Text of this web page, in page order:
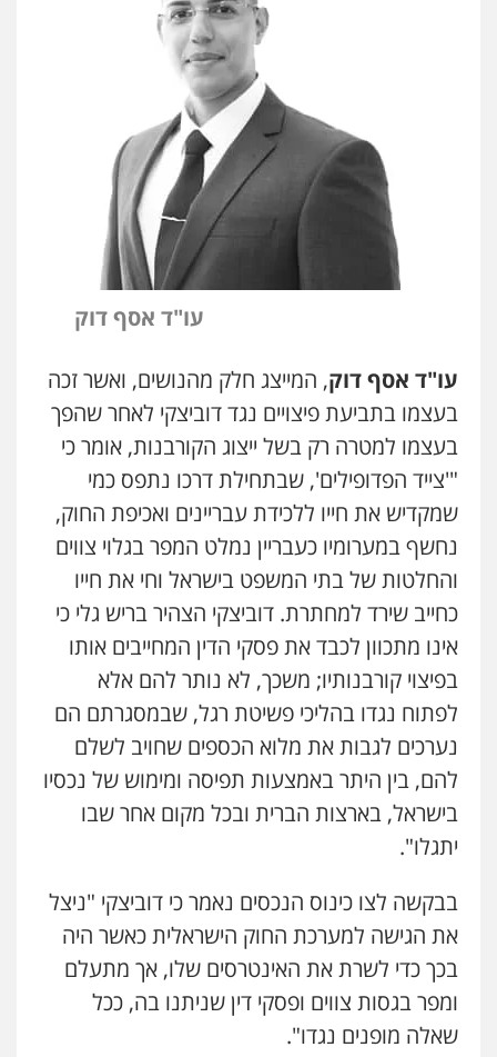
עו"ד אסף דוק
עו"ד אסף דוק, המייצג חלק מהנושים, ואשר זכה
בעצמו בתביעת פיצויים נגד דוביצקי לאחר שהפך
בעצמו למטרה רק בשל ייצוג הקורבנות, אומר כי
"'צייד הפדופילים', שבתחילת דרכו נתפס כמי
שמקדיש את חייו ללכידת עבריינים ואכיפת החוק,
נחשף במערומיו כעבריין נמלט המפר בגלוי צווים
והחלטות של בתי המשפט בישראל וחי את חייו
כחייב שירד למחתרת. דוביצקי הצהיר בריש גלי כי
אינו מתכוון לכבד את פסקי הדין המחייבים אותו
בפיצוי קורבנותיו; משכך, לא נותר להם אלא
לפתוח נגדו בהליכי פשיטת רגל, שבמסגרתם הם
נערכים לגבות את מלוא הכספים שחויב לשלם
להם, בין היתר באמצעות תפיסה ומימוש של נכסיו
בישראל, בארצות הברית ובכל מקום אחר שבו
יתגלו".
בבקשה לצו כינוס הנכסים נאמר כי דוביצקי "ניצל
את הגישה למערכת החוק הישראלית כאשר היה
בכך כדי לשרת את האינטרסים שלו, אך מתעלם
ומפר בגסות צווים ופסקי דין שניתנו בה, ככל
שאלה מופנים נגדו".
ניר קידר – צלם
צילום עורכי דין שירותים מקצועיים לעורכי
דין
רונן הלל – מוניטין
מחיקת כתבות מגוגל ודחיקת אזכורים
שירותים מקצועיים לעורכי דין
0522508109
אחסון אתרים
מהירות הגנה גיבוי תמיכה שירותים
מקצועיים לעורכי דין
0544500346
מאיה בלום, עו"ס, טיפול ושיקום
טיפול בהתמכרויות שירותים מקצועיים
לעורכי דין
0504062539